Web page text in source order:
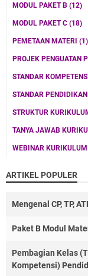
MODUL PAKET B (12)
MODUL PAKET C (18)
PEMETAAN MATERI (1)
PROJEK PENGUATAN
STANDAR
STANDAR
STRUKTUR
TANYA JAWAB
WEBINAR
ARTIKEL POPULER
Mengenal CP, TP,
Paket B Modul
Pembagian Kelas
Kompetensi)